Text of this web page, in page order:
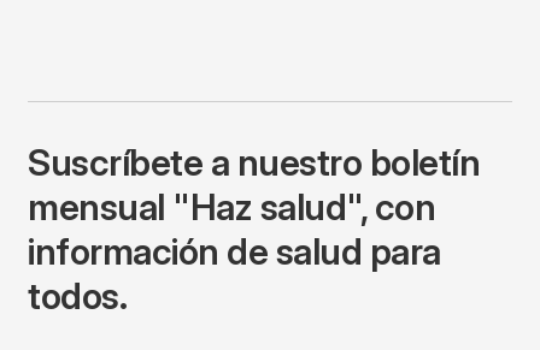
Suscríbete a nuestro boletín
mensual "Haz salud", con
información de salud para
todos.